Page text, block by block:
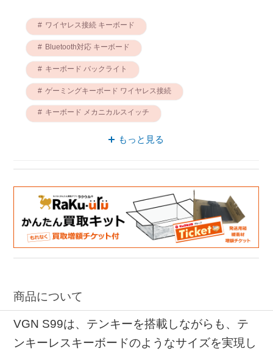
ワイヤレス接続 キーボード
Bluetooth対応 キーボード
キーボード バックライト
ゲーミングキーボード ワイヤレス接続
キーボード メカニカルスイッチ
ゲーミングキーボード Bluetooth対応
ワイヤレス接続 メカニカルスイッチ
もっと見る
商品について
VGN S99は、テンキーを搭載しながらも、テ
ンキーレスキーボードのようなサイズを実現し